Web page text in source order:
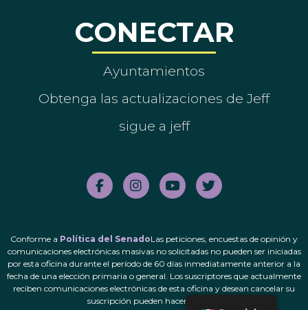
CONECTAR
Ayuntamientos
Obtenga las actualizaciones de Jeff
sigue a jeff
Conforme a Política del SenadoLas peticiones, encuestas de opinión y
comunicaciones electrónicas masivas no solicitadas no pueden ser iniciadas
por esta oficina durante el período de 60 días inmediatamente anterior a la
fecha de una elección primaria o general. Los suscriptores que actualmente
reciben comunicaciones electrónicas de esta oficina y desean cancelar su
suscripción pueden hacerlo.